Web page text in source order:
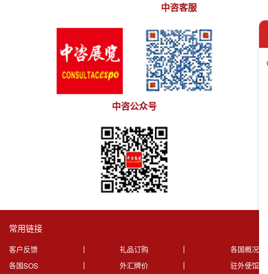
中咨客服
中咨公众号
常用链接
客户反馈 礼品订购
各国概况
各国SOS
外汇牌价 驻外使馆